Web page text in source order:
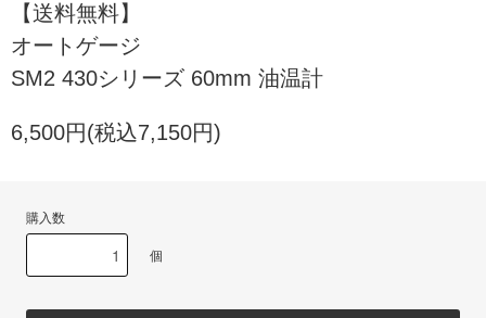
【送料無料】
オートゲージ
SM2 430シリーズ 60mm 油温計
6,500円(税込7,150円)
購入数
個